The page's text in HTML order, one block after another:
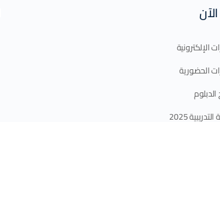
الإلكترونية
الحضورية
الدبلوم
2025